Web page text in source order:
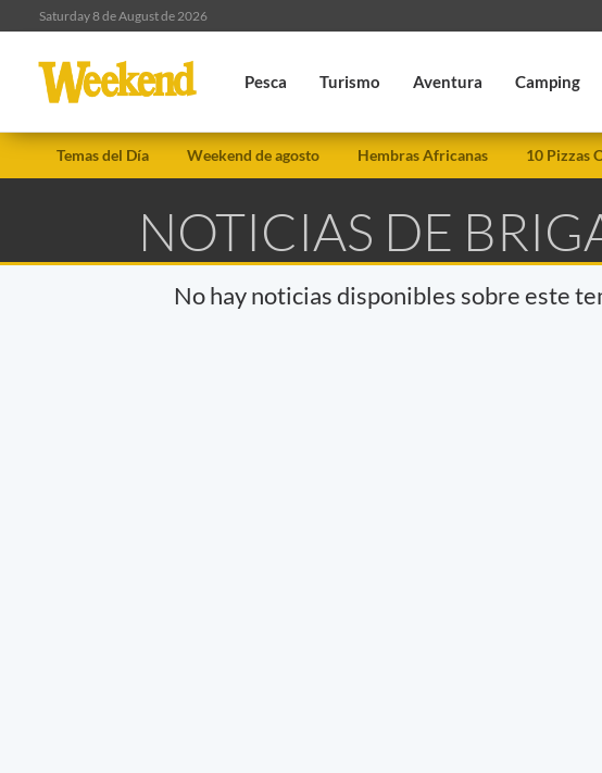
Saturday 8 de August de 2026
Pesca Turismo Aventura Camping
Temas del Día Weekend de agosto Hembras Africanas 10 Pizzas
NOTICIAS DE
No hay noticias disponibles sobre este